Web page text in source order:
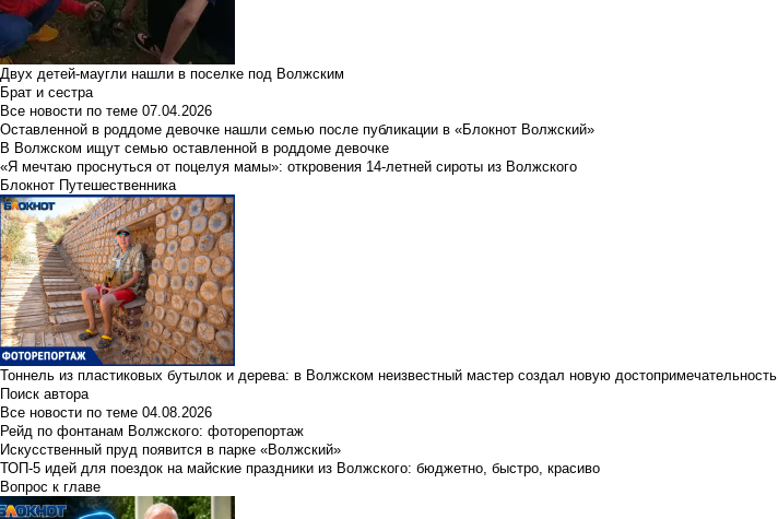
Двух детей-маугли нашли в поселке под Волжским
Брат и сестра
Все новости по теме 07.04.2026
Оставленной в роддоме девочке нашли семью после публикации в «Блокнот Волжский»
В Волжском ищут семью оставленной в роддоме девочке
«Я мечтаю проснуться от поцелуя мамы»: откровения 14-летней сироты из Волжского
Блокнот Путешественника
Тоннель из пластиковых бутылок и дерева: в Волжском неизвестный мастер создал новую достопримечательность
Поиск автора
Все новости по теме 04.08.2026
Рейд по фонтанам Волжского: фоторепортаж
Искусственный пруд появится в парке «Волжский»
ТОП-5 идей для поездок на майские праздники из Волжского: бюджетно, быстро, красиво
Вопрос к главе